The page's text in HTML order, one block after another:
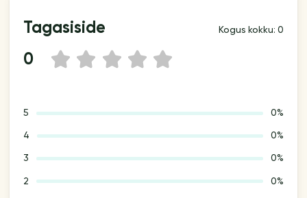
Tagasiside Kogus kokku: 0
0 5
4
3
2
1
5 0%
4 0%
3 0%
2 0%